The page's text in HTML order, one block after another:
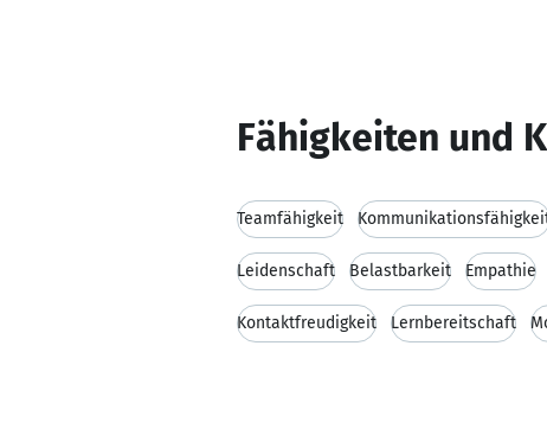
Fähigkeiten und
Teamfähigkeit
Leidenschaft Belastbarkeit Empathie
Kontaktfreudigkeit Lernbereitschaft